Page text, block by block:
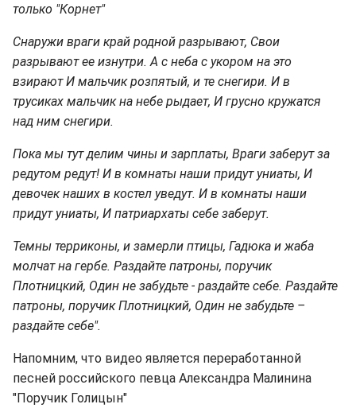
только "Корнет"
Снаружи враги край родной разрывают, Свои
разрывают ее изнутри. А с неба с укором на это
взирают И мальчик розпятый, и те снегири. И в
трусиках мальчик на небе рыдает, И грусно кружатся
над ним снегири.
Пока мы тут делим чины и зарплаты, Враги заберут за
редутом редут! И в комнаты наши придут униаты, И
девочек наших в костел уведут. И в комнаты наши
придут униаты, И патриархаты себе заберут.
Темны терриконы, и замерли птицы, Гадюка и жаба
молчат на гербе. Раздайте патроны, поручик
Плотницкий, Один не забудьте - раздайте себе. Раздайте
патроны, поручик Плотницкий, Один не забудьте –
раздайте себе".
Напомним, что видео является переработанной
песней российского певца Александра Малинина
"Поручик Голицын"